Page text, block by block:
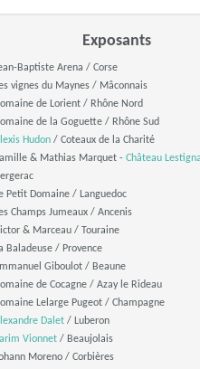
Exposants
Baptiste Arena / Corse
vignes du Maynes / Mâconnais
de Lorient / Rhône Nord
de la Goguette / Rhône Sud
Hudon/ Coteaux de la Charité
& Mathias Marquet - Château
Petit Domaine / Languedoc
Champs Jumeaux / Ancenis
& Marceau / Touraine
Baladeuse / Provence
Giboulot / Beaune
de Cocagne / Azay le Rideau
Lelarge Pugeot / Champagne
Dalet/ Luberon
Vionnet/ Beaujolais
Moreno / Corbières